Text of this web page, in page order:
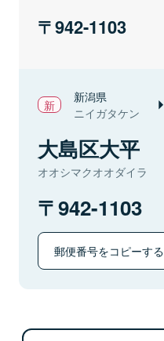
942-1103
新潟県
ニイガタケン
大島区大平
オオシマクオオダイラ
942-1103
郵便番号をコピーする